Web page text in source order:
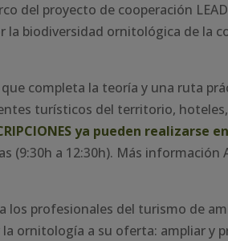
del proyecto de cooperación
la biodiversidad ornitológica de la
completa la teoría y una ruta
turísticos del territorio,
ya pueden realizarse
(9:30h a 12:30h). Más información
los profesionales del turismo de
ornitología a su oferta: ampliar y